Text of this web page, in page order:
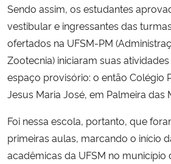
Sendo assim, os estudantes
vestibular e ingressantes das
ofertados na UFSM-PM
Zootecnia) iniciaram suas
espaço provisório: o então Colégio
Jesus Maria José, em Palmeira das
Foi nessa escola, portanto, que
primeiras aulas, marcando o início
acadêmicas da UFSM no município